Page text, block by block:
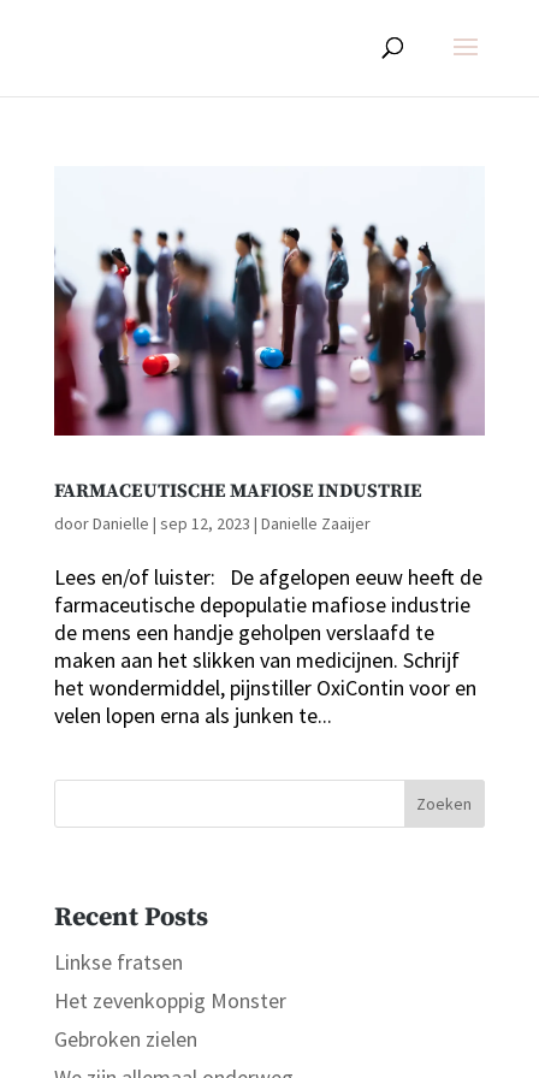
FARMACEUTISCHE MAFIOSE INDUSTRIE
doorDanielle | sep 12, 2023 | Danielle Zaaijer
Lees en/of luister: De afgelopen eeuw heeft de
farmaceutische depopulatie mafiose industrie
de mens een handje geholpen verslaafd te
maken aan het slikken van medicijnen. Schrijf
het wondermiddel, pijnstiller OxiContin voor en
velen lopen erna als junken te...
Zoeken
Recent Posts
Linkse fratsen
Het zevenkoppig Monster
Gebroken zielen